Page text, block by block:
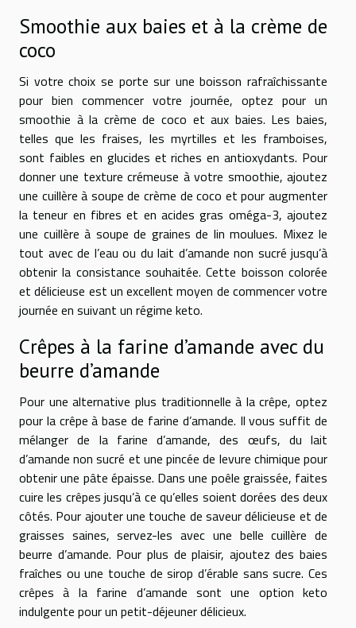
Smoothie aux baies et à la crème de
coco
Si votre choix se porte sur une boisson rafraîchissante
pour bien commencer votre journée, optez pour un
smoothie à la crème de coco et aux baies. Les baies,
telles que les fraises, les myrtilles et les framboises,
sont faibles en glucides et riches en antioxydants. Pour
donner une texture crémeuse à votre smoothie, ajoutez
une cuillère à soupe de crème de coco et pour augmenter
la teneur en fibres et en acides gras oméga-3, ajoutez
une cuillère à soupe de graines de lin moulues. Mixez le
tout avec de l’eau ou du lait d’amande non sucré jusqu’à
obtenir la consistance souhaitée. Cette boisson colorée
et délicieuse est un excellent moyen de commencer votre
journée en suivant un régime keto.
Crêpes à la farine d’amande avec du
beurre d’amande
Pour une alternative plus traditionnelle à la crêpe, optez
pour la crêpe à base de farine d’amande. Il vous suffit de
mélanger de la farine d’amande, des œufs, du lait
d’amande non sucré et une pincée de levure chimique pour
obtenir une pâte épaisse. Dans une poêle graissée, faites
cuire les crêpes jusqu’à ce qu’elles soient dorées des deux
côtés. Pour ajouter une touche de saveur délicieuse et de
graisses saines, servez-les avec une belle cuillère de
beurre d’amande. Pour plus de plaisir, ajoutez des baies
fraîches ou une touche de sirop d’érable sans sucre. Ces
crêpes à la farine d’amande sont une option keto
indulgente pour un petit-déjeuner délicieux.